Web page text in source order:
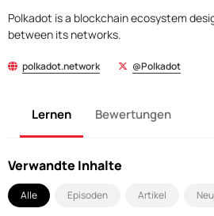
Polkadot is a blockchain ecosystem
between its networks.
polkadot.network @Polkadot
Lernen Bewertungen
Verwandte Inhalte
Alle Episoden Artikel